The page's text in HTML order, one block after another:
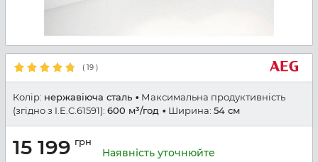
( 19 )
Колір: нержавіюча сталь
Максимальна продуктивність
(згідно з I.E.C.61591): 600 м³/год Ширина: 54 см
15 199 грн
Наявність уточнюйте